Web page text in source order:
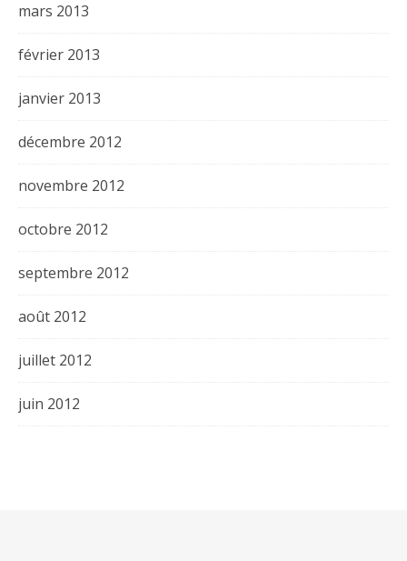
mars 2013
février 2013
janvier 2013
décembre 2012
novembre 2012
octobre 2012
septembre 2012
août 2012
juillet 2012
juin 2012